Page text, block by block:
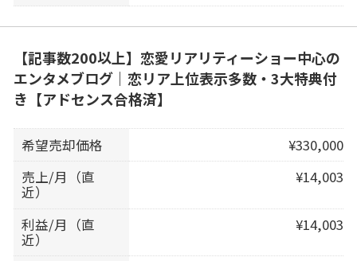
【記事数200以上】恋愛リアリティーショー中心の
エンタメブログ｜恋リア上位表示多数・3大特典付
き【アドセンス合格済】
希望売却価格
¥330,000
売上/月（直
近）
¥14,003
利益/月（直
近）
¥14,003